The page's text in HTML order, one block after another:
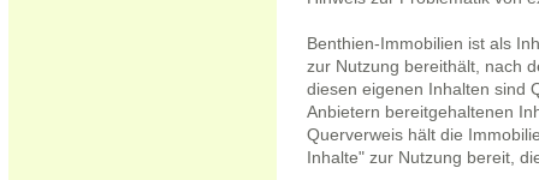
Benthien-Immobilien ist als
zur Nutzung bereithält, nach
diesen eigenen Inhalten sind
Anbietern bereitgehaltenen
Querverweis hält die
Inhalte" zur Nutzung bereit,